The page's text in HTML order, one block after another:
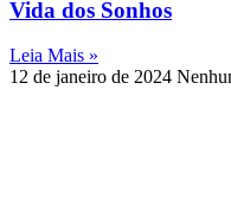
Vida dos Sonhos
Leia Mais »
12 de janeiro de 2024